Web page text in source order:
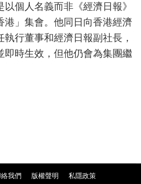
個人名義而非《經濟日報》
港」集會。他同日向香港經濟
執行董事和經濟日報副社長，
即時生效，但他仍會為集團繼
我們 版權聲明 私隱政策